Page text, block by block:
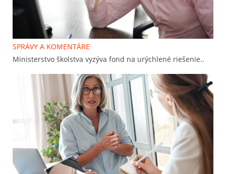
SPRÁVY A KOMENTÁRE
Ministerstvo školstva vyzýva fond na urýchlené riešenie..